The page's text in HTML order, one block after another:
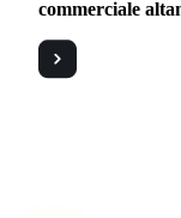
commerciale